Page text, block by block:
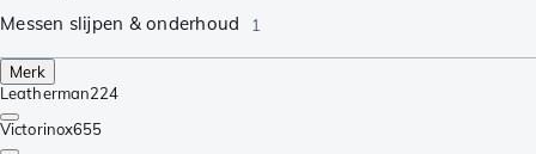
Messen slijpen & onderhoud 1
Merk
Leatherman224
Victorinox655